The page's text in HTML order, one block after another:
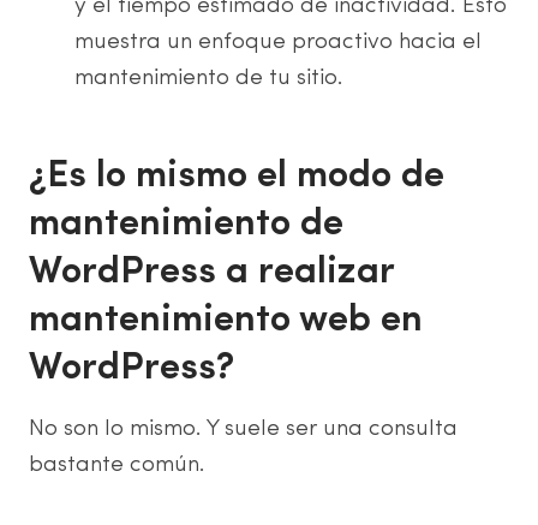
y el tiempo estimado de inactividad. Esto
muestra un enfoque proactivo hacia el
mantenimiento de tu sitio.
¿Es lo mismo el modo de
mantenimiento de
WordPress a realizar
mantenimiento web en
WordPress?
No son lo mismo. Y suele ser una consulta
bastante común.